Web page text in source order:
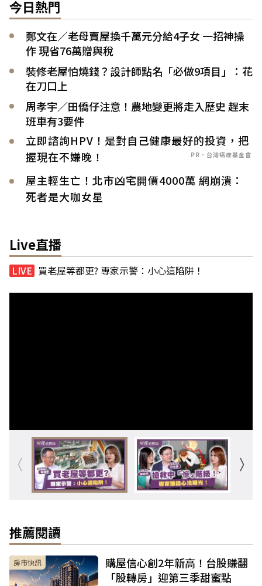
今日熱門
鄭文在／老母賣屋換千萬元分給4子女 一招神操
作 現省76萬贈與稅
裝修老屋怕燒錢？設計師點名「必做9項目」：花
在刀口上
周孝宇／田僑仔注意！農地變更將走入歷史 趕末
班車有3要件
立即諮詢HPV！是對自己健康最好的投資，把
握現在不嫌晚！
PR．台灣癌症基金會
屋主輕生亡！北市凶宅開價4000萬 網崩潰：
死者是大咖女星
Live直播
買老屋等都更? 專家示警：小心這陷阱！
推薦閱讀
房市快訊
購屋信心創2年新高！台股賺翻
「股轉房」迎第三季甜蜜點